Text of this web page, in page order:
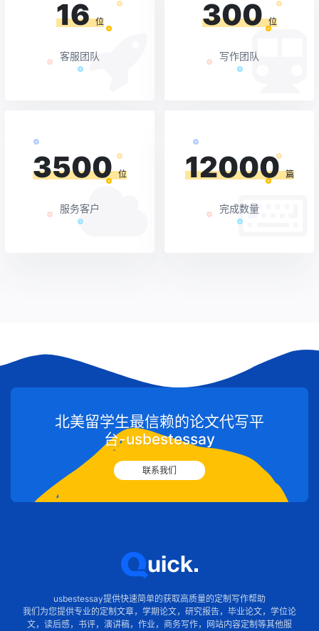
16 位
客服团队
300 位
写作团队
3500 位
服务客户
12000 篇
完成数量
北美留学生最信赖的论文代写平
台-usbestessay
联系我们
usbestessay提供快速简单的获取高质量的定制写作帮助
我们为您提供专业的定制文章，学期论文，研究报告，毕业论文，学位论
文，读后感，书评，演讲稿，作业，商务写作，网站内容定制等其他服